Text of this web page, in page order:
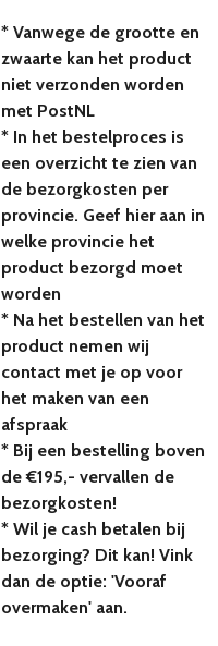
* Vanwege de grootte en
zwaarte kan het product
niet verzonden worden
met PostNL
* In het bestelproces is
een overzicht te zien van
de bezorgkosten per
provincie. Geef hier aan in
welke provincie het
product bezorgd moet
worden
* Na het bestellen van het
product nemen wij
contact met je op voor
het maken van een
afspraak
* Bij een bestelling boven
de €195,- vervallen de
bezorgkosten!
* Wil je cash betalen bij
bezorging? Dit kan! Vink
dan de optie: 'Vooraf
overmaken' aan.